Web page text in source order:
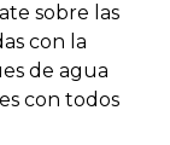
sobre las
con la
de agua
con todos